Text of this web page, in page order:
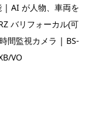
| AI が人物、車両を
バリフォーカル(可
間監視カメラ | BS-
VO